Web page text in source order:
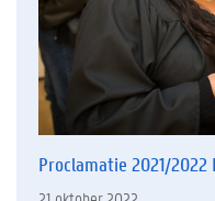
Proclamatie 2021/2022